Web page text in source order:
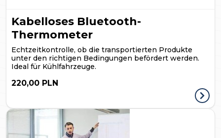
Kabelloses Bluetooth-
Thermometer
Echtzeitkontrolle, ob die transportierten Produkte
unter den richtigen Bedingungen befördert werden.
Ideal für Kühlfahrzeuge.
220,00 PLN